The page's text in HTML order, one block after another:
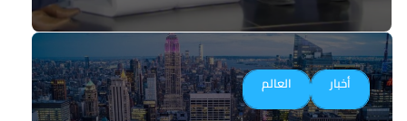
أخبار العالم